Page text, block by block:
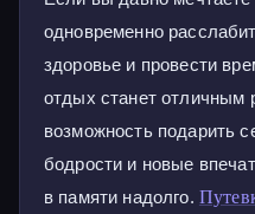
одновременно
здоровье и провести
отдых станет отличным
возможность подарить
бодрости и новые
в памяти надолго.